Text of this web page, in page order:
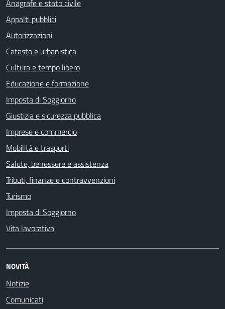
Anagrafe e stato civile
Appalti pubblici
Autorizzazioni
Catasto e urbanistica
Cultura e tempo libero
Educazione e formazione
Imposta di Soggiorno
Giustizia e sicurezza pubblica
Imprese e commercio
Mobilità e trasporti
Salute, benessere e assistenza
Tributi, finanze e contravvenzioni
Turismo
Imposta di Soggiorno
Vita lavorativa
NOVITÀ
Notizie
Comunicati